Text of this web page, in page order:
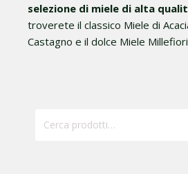
Cerca:
selezione di miele di alta
troverete il classico Miele di
Castagno e il dolce Miele